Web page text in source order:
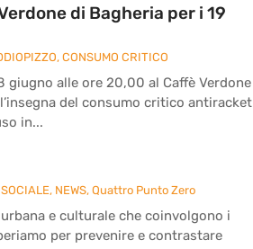
di Bagheria per i 19
, CONSUMO CRITICO
alle ore 20,00 al Caffè Verdone
del consumo critico antiracket
in...
, NEWS, Quattro Punto Zero
e culturale che coinvolgono i
per prevenire e contrastare